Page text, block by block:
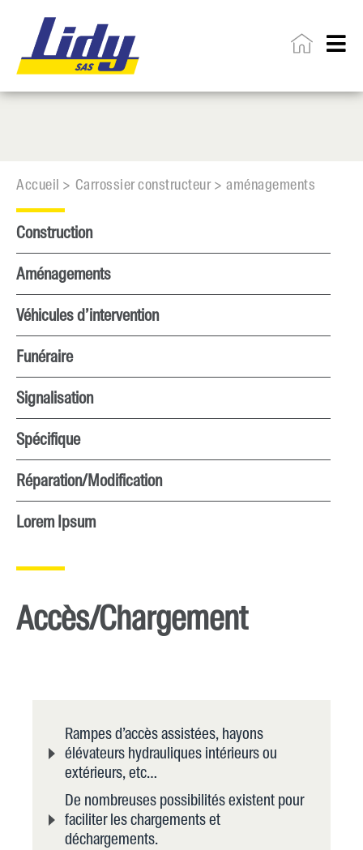
Accueil > Carrossier constructeur > aménagements
Construction
Aménagements
Véhicules d’intervention
Funéraire
Signalisation
Spécifique
Réparation/Modification
Lorem Ipsum
Accès/Chargement
Rampes d’accès assistées, hayons
élévateurs hydrauliques intérieurs ou
extérieurs, etc…
De nombreuses possibilités existent pour
faciliter les chargements et
déchargements.